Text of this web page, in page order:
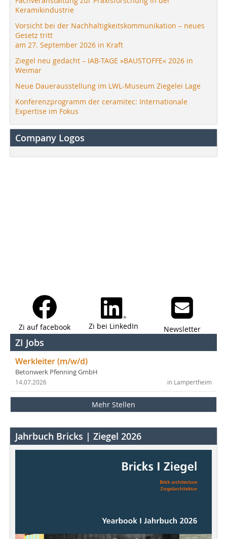
Keramikindustrie
Vorsicht bei der Nachhaltigkeitskommunikation – neues
Gesetz tritt
am 27. September 2026 in Kraft
Ziegel neu gedacht – IAB-TAGE »BAUSTOFFE« 2026 in
Weimar
Neue Dauerausstellung im LWL-Museum Ziegelei Lage
Konferenzprogramm der ceramitec: Internationale
Expertise im Fokus
Company Logos
Zi auf facebook Zi bei LinkedIn Newsletter
ZI Jobs
Werkleiter (m/w/d)
Betonwerk Pfenning GmbH
in Lampertheim
14.07.2026
Mehr Stellen
Jahrbuch Bricks | Ziegel 2026